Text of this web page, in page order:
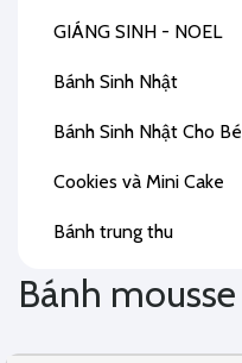
GIÁNG SINH - NOEL
Bánh Sinh Nhật
Bánh Sinh Nhật Cho Bé
Cookies và Mini Cake
Bánh trung thu
Bánh mousse